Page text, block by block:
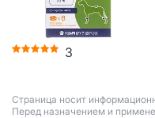
3
Страница носит
Перед назначением и